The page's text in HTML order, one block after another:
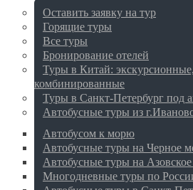
Оставить заявку на тур
Горящие туры
Все туры
Бронирование отелей
Туры в Китай:
комбинированные
Туры в Санкт-Петербург под
Автобусные туры из
Автобусом к морю
Автобусные туры на Черное
Автобусные туры на
Многодневные туры по